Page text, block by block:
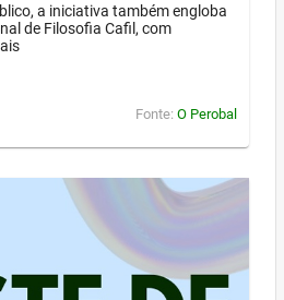
a iniciativa também engloba
de Filosofia Cafil, com
Fonte: O Perobal